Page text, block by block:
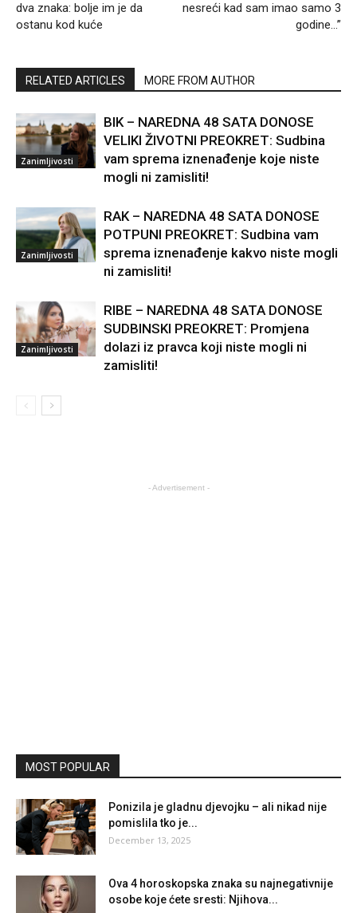
dva znaka: bolje im je da
ostanu kod kuće
nesreći kad sam imao samo 3
godine…”
RELATED ARTICLES MORE FROM AUTHOR
Zanimljivosti
BIK – NAREDNA 48 SATA DONOSE
VELIKI ŽIVOTNI PREOKRET: Sudbina
vam sprema iznenađenje koje niste
mogli ni zamisliti!
Zanimljivosti
RAK – NAREDNA 48 SATA DONOSE
POTPUNI PREOKRET: Sudbina vam
sprema iznenađenje kakvo niste mogli
ni zamisliti!
Zanimljivosti
RIBE – NAREDNA 48 SATA DONOSE
SUDBINSKI PREOKRET: Promjena
dolazi iz pravca koji niste mogli ni
zamisliti!
- Advertisement -
MOST POPULAR
Ponizila je gladnu djevojku – ali nikad nije
pomislila tko je...
December 13, 2025
Ova 4 horoskopska znaka su najnegativnije
osobe koje ćete sresti: Njihova...